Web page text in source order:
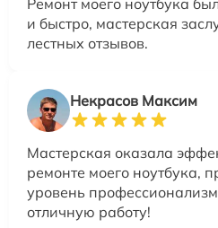
и быстро, мастерская
лестных отзывов.
Некрасов Максим
Мастерская оказала
ремонте моего ноутбука,
уровень
отличную работу!